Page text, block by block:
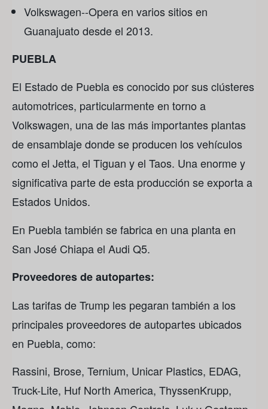
Volkswagen--Opera en varios sitios en
Guanajuato desde el 2013.
PUEBLA
El Estado de Puebla es conocido por sus clústeres
automotrices, particularmente en torno a
Volkswagen, una de las más importantes plantas
de ensamblaje donde se producen los vehículos
como el Jetta, el Tiguan y el Taos. Una enorme y
significativa parte de esta producción se exporta a
Estados Unidos.
En Puebla también se fabrica en una planta en
San José Chiapa el Audi Q5.
Proveedores de autopartes:
Las tarifas de Trump les pegaran también a los
principales proveedores de autopartes ubicados
en Puebla, como:
Rassini, Brose, Ternium, Unicar Plastics, EDAG,
Truck-Lite, Huf North America, ThyssenKrupp,